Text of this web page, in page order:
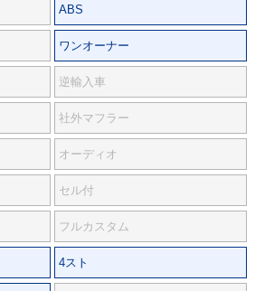
ABS
ワンオーナー
逆輸入車
社外マフラー
オーディオ
セル付
フルカスタム
4スト